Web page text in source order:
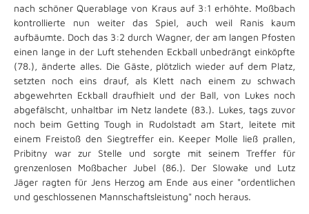
nach schöner Querablage von Kraus auf 3:1 erhöhte. Moßbach
kontrollierte nun weiter das Spiel, auch weil Ranis kaum
aufbäumte. Doch das 3:2 durch Wagner, der am langen Pfosten
einen lange in der Luft stehenden Eckball unbedrängt einköpfte
(78.), änderte alles. Die Gäste, plötzlich wieder auf dem Platz,
setzten noch eins drauf, als Klett nach einem zu schwach
abgewehrten Eckball draufhielt und der Ball, von Lukes noch
abgefälscht, unhaltbar im Netz landete (83.). Lukes, tags zuvor
noch beim Getting Tough in Rudolstadt am Start, leitete mit
einem Freistoß den Siegtreffer ein. Keeper Molle ließ prallen,
Pribitny war zur Stelle und sorgte mit seinem Treffer für
grenzenlosen Moßbacher Jubel (86.). Der Slowake und Lutz
Jäger ragten für Jens Herzog am Ende aus einer "ordentlichen
und geschlossenen Mannschaftsleistung" noch heraus.